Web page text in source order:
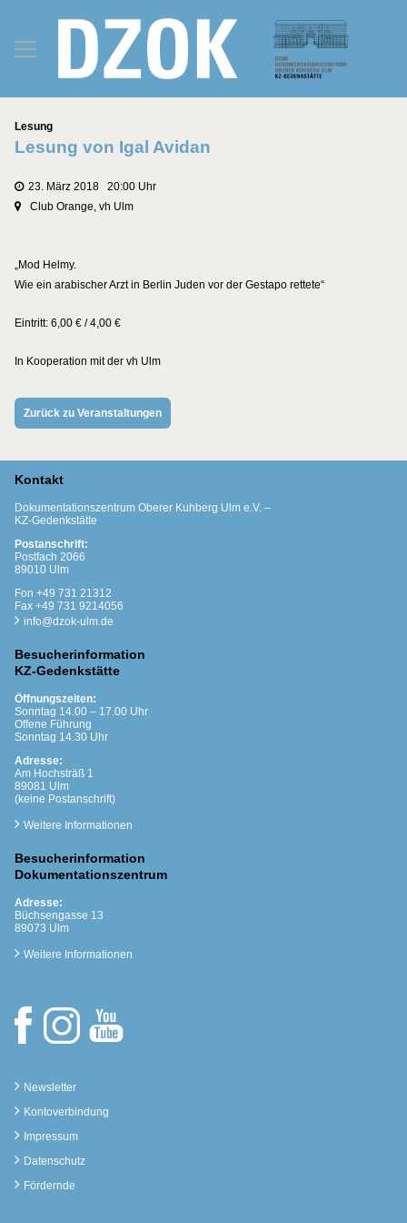
Kategorien
Lesung
Lesung von Igal Avidan
23. März 2018 20:00 Uhr
Club Orange, vh Ulm
„Mod Helmy.
Wie ein arabischer Arzt in Berlin Juden vor der Gestapo rettete“
Eintritt: 6,00 € / 4,00 €
In Kooperation mit der vh Ulm
Zurück zu Veranstaltungen
Kontakt
Dokumentationszentrum Oberer Kuhberg Ulm e.V. –
KZ-Gedenkstätte
Postanschrift:
Postfach 2066
89010 Ulm
Fon +49 731 21312
Fax +49 731 9214056
info@dzok-ulm.de
Besucherinformation
KZ-Gedenkstätte
Öffnungszeiten:
Sonntag 14.00 – 17.00 Uhr
Offene Führung
Sonntag 14.30 Uhr
Adresse:
Am Hochsträß 1
89081 Ulm
(keine Postanschrift)
Weitere Informationen
Besucherinformation
Dokumentationszentrum
Adresse:
Büchsengasse 13
89073 Ulm
Weitere Informationen
Newsletter
Kontoverbindung
Impressum
Datenschutz
Fördernde